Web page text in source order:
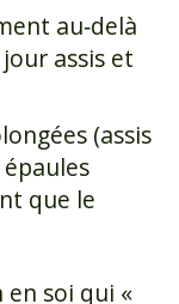
au‑delà
assis et
(assis
que le
en soi qui «